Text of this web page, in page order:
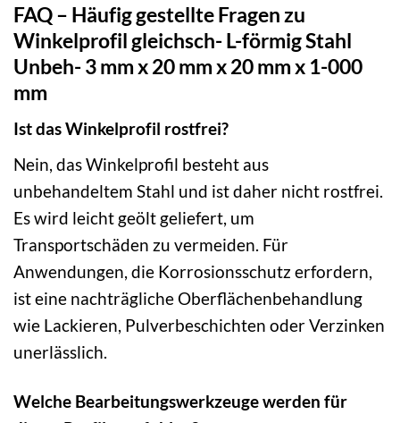
FAQ – Häufig gestellte Fragen zu
Winkelprofil gleichsch- L-förmig Stahl
Unbeh- 3 mm x 20 mm x 20 mm x 1-000
mm
Ist das Winkelprofil rostfrei?
Nein, das Winkelprofil besteht aus
unbehandeltem Stahl und ist daher nicht rostfrei.
Es wird leicht geölt geliefert, um
Transportschäden zu vermeiden. Für
Anwendungen, die Korrosionsschutz erfordern,
ist eine nachträgliche Oberflächenbehandlung
wie Lackieren, Pulverbeschichten oder Verzinken
unerlässlich.
Welche Bearbeitungswerkzeuge werden für